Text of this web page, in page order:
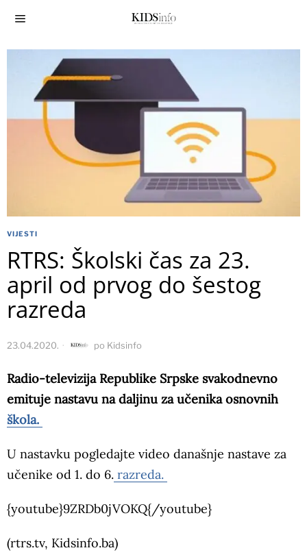
VIJESTI
RTRS: Školski čas za 23.
april od prvog do šestog
razreda
23.04.2020. po Kidsinfo
Radio-televizija Republike Srpske svakodnevno
emituje nastavu na daljinu za učenika osnovnih
škola.
U nastavku pogledajte video današnje nastave za
učenike od 1. do 6. razreda.
{youtube}9ZRDb0jVOKQ{/youtube}
(rtrs.tv, Kidsinfo.ba)